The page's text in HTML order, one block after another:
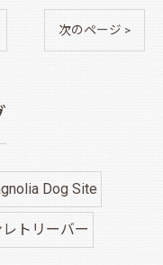
次のページ >
Dog Site
トリーバー